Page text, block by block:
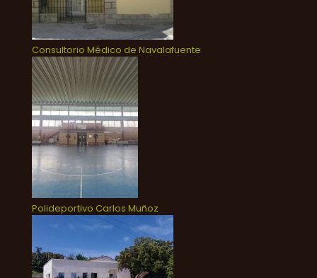
Consultorio Médico de Navalafuente
Polideportivo Carlos Muñoz